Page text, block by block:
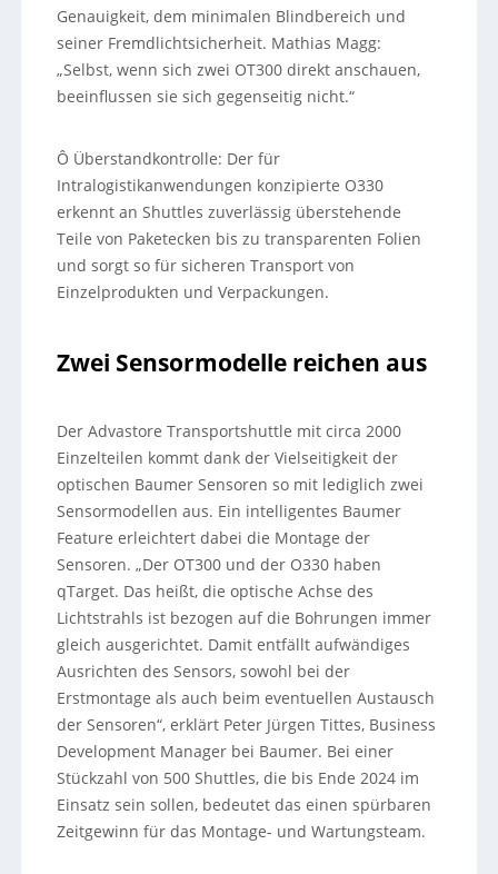
Genauigkeit, dem minimalen Blindbereich und
seiner Fremdlichtsicherheit. Mathias Magg:
„Selbst, wenn sich zwei OT300 direkt anschauen,
beeinflussen sie sich gegenseitig nicht.“
Ô Überstandkontrolle: Der für
Intralogistikanwendungen konzipierte O330
erkennt an Shuttles zuverlässig überstehende
Teile von Paketecken bis zu transparenten Folien
und sorgt so für sicheren Transport von
Einzelprodukten und Verpackungen.
Zwei Sensormodelle reichen aus
Der Advastore Transportshuttle mit circa 2000
Einzelteilen kommt dank der Vielseitigkeit der
optischen Baumer Sensoren so mit lediglich zwei
Sensormodellen aus. Ein intelligentes Baumer
Feature erleichtert dabei die Montage der
Sensoren. „Der OT300 und der O330 haben
qTarget. Das heißt, die optische Achse des
Lichtstrahls ist bezogen auf die Bohrungen immer
gleich ausgerichtet. Damit entfällt aufwändiges
Ausrichten des Sensors, sowohl bei der
Erstmontage als auch beim eventuellen Austausch
der Sensoren“, erklärt Peter Jürgen Tittes, Business
Development Manager bei Baumer. Bei einer
Stückzahl von 500 Shuttles, die bis Ende 2024 im
Einsatz sein sollen, bedeutet das einen spürbaren
Zeitgewinn für das Montage- und Wartungsteam.